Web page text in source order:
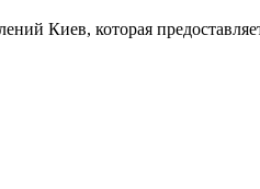
Киев, которая